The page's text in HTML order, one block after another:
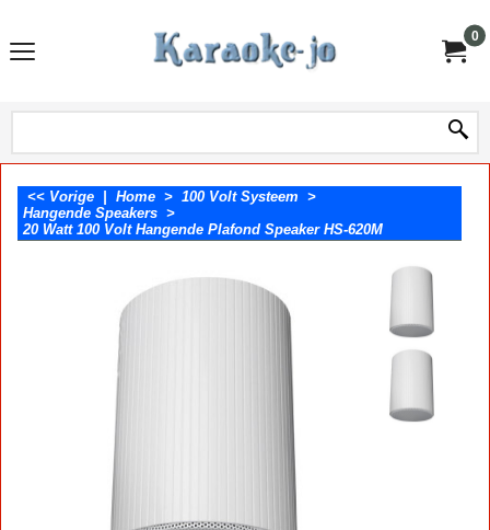
0
<< Vorige Home > 100 Volt Systeem >
Hangende Speakers >
20 Watt 100 Volt Hangende Plafond Speaker HS-620M